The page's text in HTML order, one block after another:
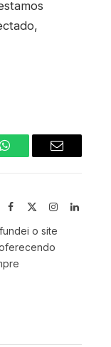
WhatsAppEmail
Facebook InstagramLinkedIn
o site